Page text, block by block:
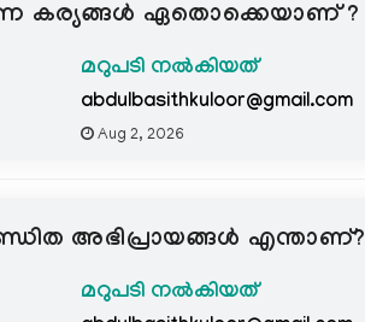
കര്യങ്ങൾ ഏതൊക്കെയാണ് ?
മറുപടി നൽകിയത്
abdulbasithkuloor@gmail.com
Aug 2, 2026
അഭിപ്രായങ്ങൾ എന്താണ്?
മറുപടി നൽകിയത്